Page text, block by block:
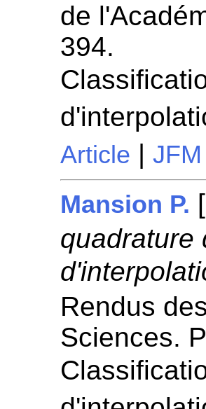
de
394.
Article |
Mansion P. [
quadrature
Rendus
Sciences.